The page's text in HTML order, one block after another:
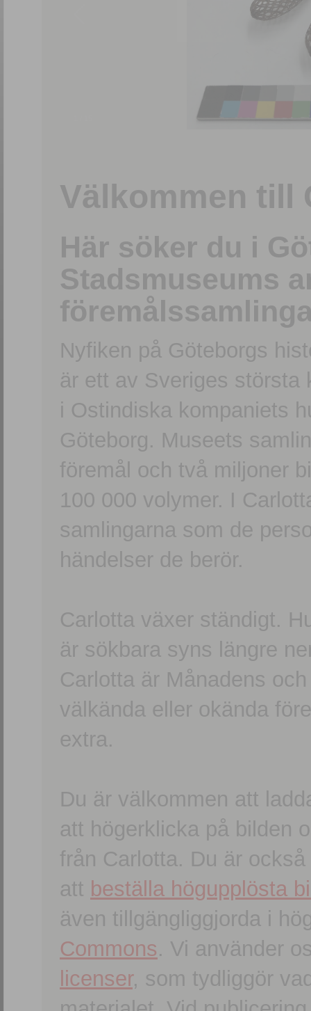
Välkommen till
Här söker du i
Stadsmuseums
Nyfiken på Göteborgs
är ett av Sveriges största
i Ostindiska kompaniets
Göteborg. Museets
föremål och två miljoner
100 000 volymer. I
samlingarna som de
händelser de berör.
Carlotta växer ständigt.
är sökbara syns längre
Carlotta är Månadens
välkända eller okända
extra.
Du är välkommen att
att högerklicka på bilden
från Carlotta. Du är
att beställa högupplösta
även tillgängliggjorda i
Commons. Vi använder
licenser, som tydliggör